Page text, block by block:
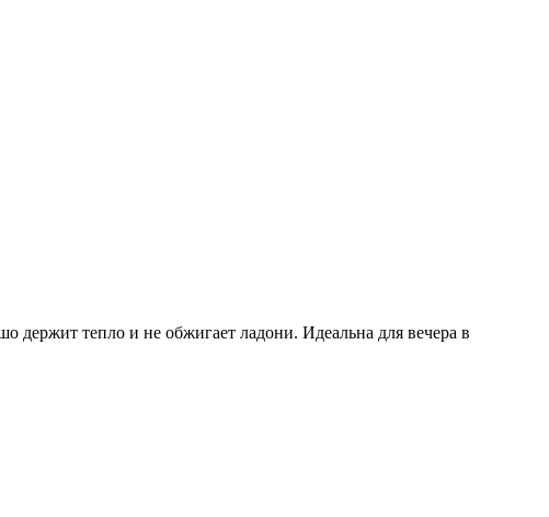
держит тепло и не обжигает ладони. Идеальна для вечера в